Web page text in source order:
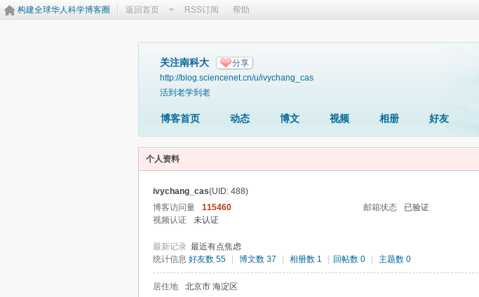
构建全球华人科学博客圈 返回首页 RSS订阅 帮助
关注南科大 分享
http://blog.sciencenet.cn/u/ivychang_cas
活到老学到老
博客首页 动态 博文 视频 相册 好友
个人资料
ivychang_cas(UID: 488)
博客访问量
115460 邮箱状态
已验证
视频认证
未认证
最新记录 最近有点焦虑
统计信息 好友数 55 博文数 37 相册数 1 回帖数 0 主题数 0
居住地 北京市 海淀区